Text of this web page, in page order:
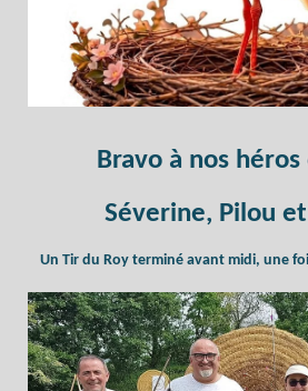
Bravo à nos
Séverine, Pilou
Un Tir du Roy terminé avant midi, une